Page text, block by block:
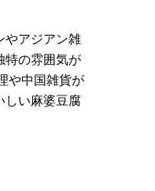
やアジアン雑
特の雰囲気が
や中国雑貨が
しい麻婆豆腐